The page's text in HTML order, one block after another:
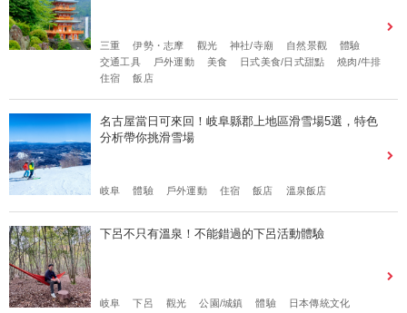
三重 伊勢・志摩 觀光 神社/寺廟 自然景觀
體驗
交通工具
戶外運動 美食 日式美食/日式甜點
燒肉/牛排
住宿
飯店
名古屋當日可來回！岐阜縣郡上地區滑雪場5選，特色
分析帶你挑滑雪場
岐阜 體驗 戶外運動 住宿 飯店 溫泉飯店
下呂不只有溫泉！不能錯過的下呂活動體驗
岐阜 下呂 觀光 公園/城鎮 體驗
日本傳統文化